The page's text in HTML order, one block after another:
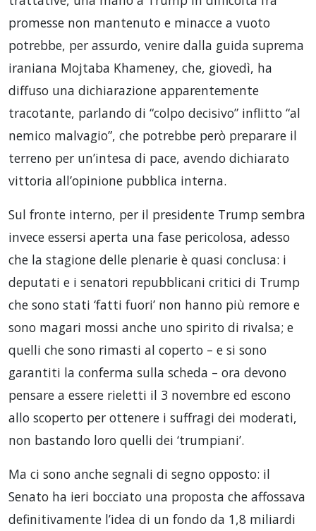
promesse non mantenuto e minacce a vuoto
potrebbe, per assurdo, venire dalla guida suprema
iraniana Mojtaba Khameney, che, giovedì, ha
diffuso una dichiarazione apparentemente
tracotante, parlando di “colpo decisivo” inflitto “al
nemico malvagio”, che potrebbe però preparare il
terreno per un’intesa di pace, avendo dichiarato
vittoria all’opinione pubblica interna.
Sul fronte interno, per il presidente Trump sembra
invece essersi aperta una fase pericolosa, adesso
che la stagione delle plenarie è quasi conclusa: i
deputati e i senatori repubblicani critici di Trump
che sono stati ‘fatti fuori’ non hanno più remore e
sono magari mossi anche uno spirito di rivalsa; e
quelli che sono rimasti al coperto – e si sono
garantiti la conferma sulla scheda – ora devono
pensare a essere rieletti il 3 novembre ed escono
allo scoperto per ottenere i suffragi dei moderati,
non bastando loro quelli dei ‘trumpiani’.
Ma ci sono anche segnali di segno opposto: il
Senato ha ieri bocciato una proposta che affossava
definitivamente l’idea di un fondo da 1,8 miliardi